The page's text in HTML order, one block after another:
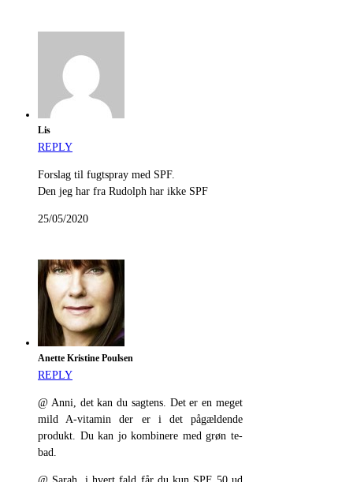
Lis
REPLY
Forslag til fugtspray med SPF.
Den jeg har fra Rudolph har ikke SPF
25/05/2020
Anette Kristine Poulsen
REPLY
@ Anni, det kan du sagtens. Det er en meget
mild A-vitamin der er i det pågældende
produkt. Du kan jo kombinere med grøn te-
bad.